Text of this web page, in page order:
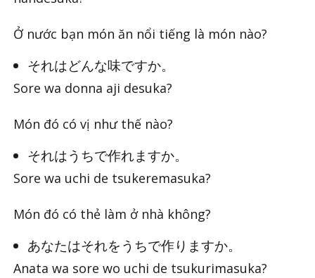
Ở nước bạn món ăn nổi tiếng là món nào?
それはどんな味ですか。
Sore wa donna aji desuka?
Món đó có vị như thế nào?
それはうちで作れますか。
Sore wa uchi de tsukeremasuka?
Món đó có thẻ làm ở nhà không?
あなたはそれをうちで作りますか。
Anata wa sore wo uchi de tsukurimasuka?